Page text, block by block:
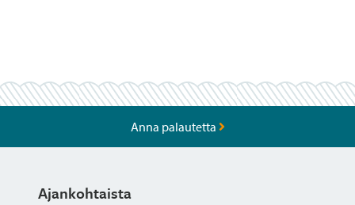
Anna palautetta
Ajankohtaista